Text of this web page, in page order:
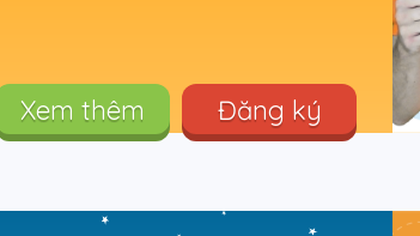
Xem thêm Đăng ký